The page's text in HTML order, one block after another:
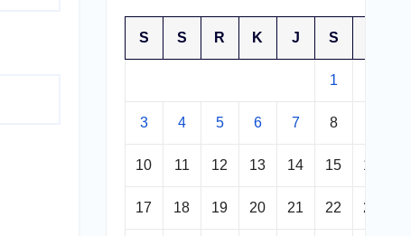
S S R K J S
1
3 4 5 6 7 8
10 11 12 13 14 15 16
17 18 19 20 21 22 23